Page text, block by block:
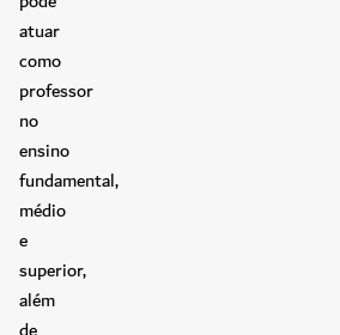
atuar
como
professor
no
ensino
fundamental,
médio
e
superior,
além